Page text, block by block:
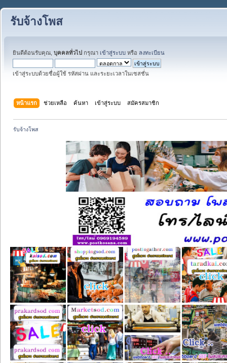
รับจ้างโพส
ยินดีต้อนรับคุณ, บุคคลทั่วไป กรุณา เข้าสู่ระบบ หรือ ลงทะเบียน
เข้าสู่ระบบด้วยชื่อผู้ใช้ รหัสผ่าน และระยะเวลาในเซสชั่น
หน้าแรก ช่วยเหลือ ค้นหา เข้าสู่ระบบ สมัครสมาชิก
รับจ้างโพส